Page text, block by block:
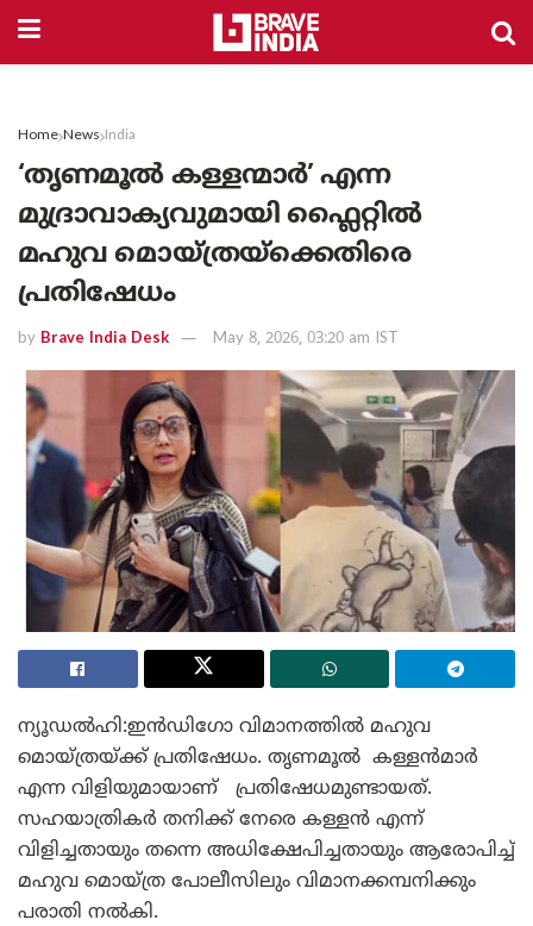
Home News India
‘തൃണമൂല്‍ കള്ളന്മാര്‍’ എന്ന
മുദ്രാവാക്യവുമായി ഫ്ലൈറ്റില്‍
മഹുവ മൊയ്ത്രയ്‌ക്കെതിരെ
പ്രതിഷേധം
by Brave India Desk May 8, 2026, 03:20 am IST
ന്യൂഡൽഹി:ഇൻഡിഗോ വിമാനത്തിൽ മഹുവ
മൊയ്ത്രയ്ക്ക് പ്രതിഷേധം. തൃണമൂൽ കള്ളൻമാർ
എന്ന വിളിയുമായാണ് പ്രതിഷേധമുണ്ടായത്.
സഹയാത്രികർ തനിക്ക് നേരെ കള്ളൻ എന്ന്
വിളിച്ചതായും തന്നെ അധിക്ഷേപിച്ചതായും ആരോപിച്ച്
മഹുവ മൊയ്ത്ര പോലീസിലും വിമാനക്കമ്പനിക്കും
പരാതി നൽകി.